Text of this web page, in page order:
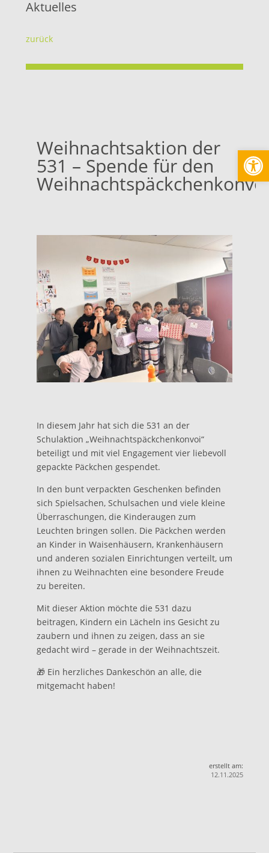
Aktuelles
zurück
Weihnachtsaktion der
531 – Spende für den
Weihnachtspäckchenkonvoi
In diesem Jahr hat sich die 531 an der
Schulaktion „Weihnachtspäckchenkonvoi“
beteiligt und mit viel Engagement vier liebevoll
gepackte Päckchen gespendet.
In den bunt verpackten Geschenken befinden
sich Spielsachen, Schulsachen und viele kleine
Überraschungen, die Kinderaugen zum
Leuchten bringen sollen. Die Päckchen werden
an Kinder in Waisenhäusern, Krankenhäusern
und anderen sozialen Einrichtungen verteilt, um
ihnen zu Weihnachten eine besondere Freude
zu bereiten.
Mit dieser Aktion möchte die 531 dazu
beitragen, Kindern ein Lächeln ins Gesicht zu
zaubern und ihnen zu zeigen, dass an sie
gedacht wird – gerade in der Weihnachtszeit.
🎁 Ein herzliches Dankeschön an alle, die
mitgemacht haben!
erstellt am:
12.11.2025